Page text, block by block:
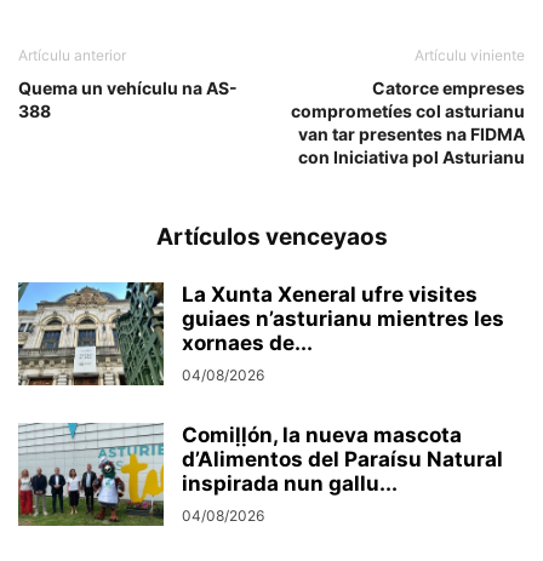
Artículu anterior
Quema un vehículu na AS-
388
Artículu viniente
Catorce empreses
comprometíes col asturianu
van tar presentes na FIDMA
con Iniciativa pol Asturianu
Artículos venceyaos
La Xunta Xeneral ufre visites
guiaes n’asturianu mientres les
xornaes de...
04/08/2026
Comiḷḷón, la nueva mascota
d’Alimentos del Paraísu Natural
inspirada nun gallu...
04/08/2026